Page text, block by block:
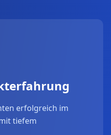
erfolgreich im
tiefem